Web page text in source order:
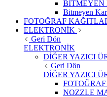
BİTMEYEN
Bitmeyen
FOTOĞRAF
ELEKTRONİK
Geri Dön
ELEKTRONİK
DİĞER YAZICI
Geri Dön
DİĞER YAZICI
NOZZLE